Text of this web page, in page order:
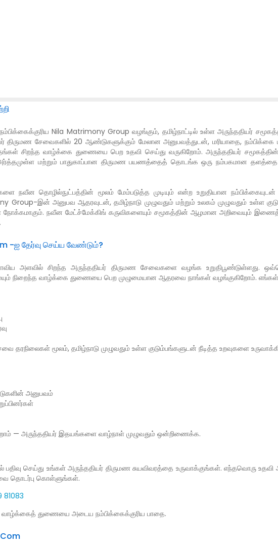
Nila Matrimony Group வழங்கும், தமிழ்நாட்டில் உள்ள அருந்ததியர்
திருமண சேவைகளில் 20 ஆண்டுகளுக்கும் மேலான அனுபவத்துடன், மரியாதை, நம்பிக்கை
வாழ்க்கை துணையை பெற உதவி செய்து வருகிறோம். அருந்ததியர் சமூகத்தின்
அர்த்தமுள்ள மற்றும் பாதுகாப்பான திருமண பயணத்தைத் தொடங்க ஒரு நம்பகமான
நவீன தொழில்நுட்பத்தின் மூலம் மேம்படுத்த முடியும் என்ற உறுதியான
Group-இன் அனுபவ ஆதரவுடன், தமிழ்நாடு முழுவதும் மற்றும் உலகம் முழுவதும் உள்ள
நவீன மேட்ச்மேக்கிங் கருவிகளையும் சமூகத்தின் ஆழமான அறிவையும்
-ஐ தேர்வு செய்ய வேண்டும்?
அளவில் சிறந்த அருந்ததியர் திருமண சேவைகளை வழங்க உறுதிபூண்டுள்ளது.
நிறைந்த வாழ்க்கை துணையை பெற முழுமையான ஆதரவை நாங்கள் வழங்குகிறோம்.
தரநிலைகள் மூலம், தமிழ்நாடு முழுவதும் உள்ள குடும்பங்களுடன் நீடித்த உறவுகளை
அனுபவம்
— அருந்ததியர் இதயங்களை வாழ்நாள் முழுவதும் ஒன்றிணைக்க.
செய்து உங்கள் அருந்ததியர் திருமண சுயவிவரத்தை உருவாக்குங்கள். எந்தவொரு உதவி
தொடர்பு கொள்ளுங்கள்.
81083
துணையை அடைய நம்பிக்கைக்குரிய பாதை.